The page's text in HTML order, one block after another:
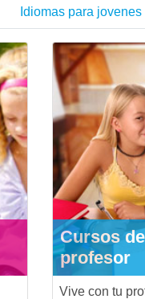
Idiomas para jovenes
Cursos
profesor
Vive con tu